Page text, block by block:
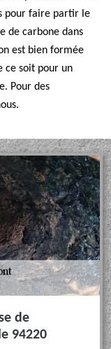
pour faire partir le
de carbone dans
est bien formée
ce soit pour un
Pour des
de
94220